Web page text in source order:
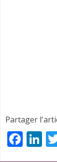
Partager